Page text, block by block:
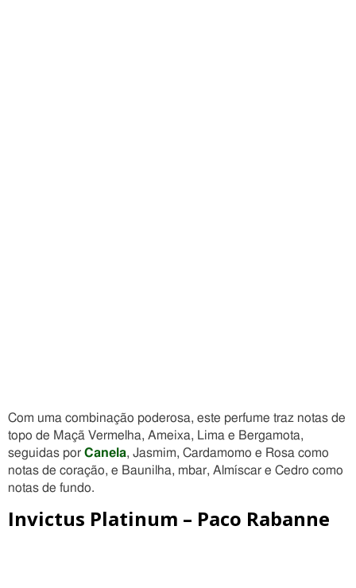
Com uma combinação poderosa, este perfume traz notas de
topo de Maçã Vermelha, Ameixa, Lima e Bergamota,
seguidas por Canela, Jasmim, Cardamomo e Rosa como
notas de coração, e Baunilha, mbar, Almíscar e Cedro como
notas de fundo.
Invictus Platinum – Paco Rabanne